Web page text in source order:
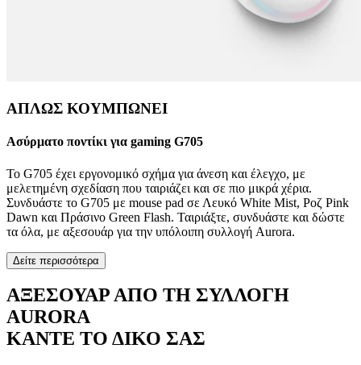
ΑΠΛΩΣ ΚΟΥΜΠΩΝΕΙ
Ασύρματο ποντίκι για gaming G705
Το G705 έχει εργονομικό σχήμα για άνεση και έλεγχο, με
μελετημένη σχεδίαση που ταιριάζει και σε πιο μικρά χέρια.
Συνδυάστε το G705 με mouse pad σε Λευκό White Mist, Ροζ Pink
Dawn και Πράσινο Green Flash. Ταιριάξτε, συνδυάστε και δώστε
τα όλα, με αξεσουάρ για την υπόλοιπη συλλογή Aurora.
Δείτε περισσότερα
ΑΞΕΣΟΥΑΡ ΑΠΟ ΤΗ ΣΥΛΛΟΓΗ
AURORA
ΚΑΝΤΕ ΤΟ ΔΙΚΟ ΣΑΣ